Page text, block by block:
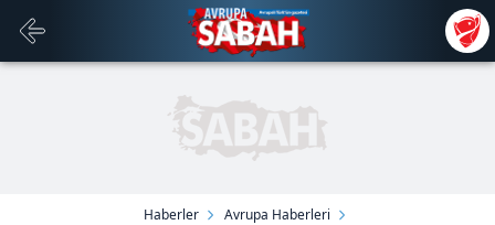
Haberler
Avrupa Haberleri